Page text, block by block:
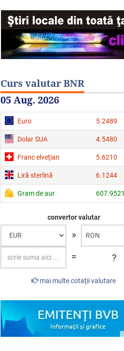
Curs valutar BNR
05 Aug. 2026
Euro 5.2489
Dolar SUA 4.5480
Franc elveţian 5.6210
Liră sterlină 6.1244
Gram de aur 607.9521
convertor valutar
»
=
?
mai multe cotaţii valutare